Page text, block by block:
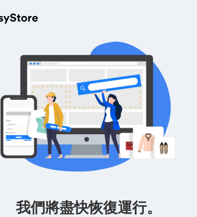
我們將盡快恢復運行。